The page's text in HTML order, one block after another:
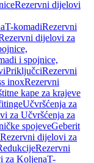
Rezervni dijelovi
T-komadiRezervni
dijelovi za
i spojnice,
PriključciRezervni
inoxRezervni
kape za krajeve
Učvršćenja za
za Učvršćenja za
spojeveGeberit
Rezervni dijelovi za
Rezervni
za KoljenaT-